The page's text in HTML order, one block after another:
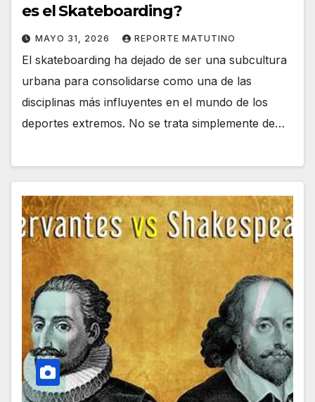
es el Skateboarding?
MAYO 31, 2026 REPORTE MATUTINO
El skateboarding ha dejado de ser una subcultura
urbana para consolidarse como una de las
disciplinas más influyentes en el mundo de los
deportes extremos. No se trata simplemente de…